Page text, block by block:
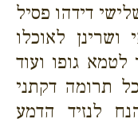
דידהו פסיל
ושרינן לאוכלו
לטמא גופו ועוד
תרומה דקתני
לנזיד הדמע